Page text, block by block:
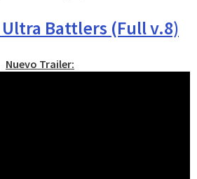
Battlers (Full v.8)
Nuevo Trailer: